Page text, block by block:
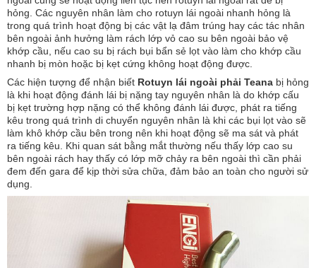
hỏng. Các nguyên nhân làm cho rotuyn lái ngoài nhanh hỏng là
trong quá trình hoạt động bị các vật lạ đâm trúng hay các tác nhân
bên ngoài ảnh hưởng làm rách lớp vỏ cao su bên ngoài bảo vệ
khớp cầu, nếu cao su bị rách bụi bẩn sẻ lọt vào làm cho khớp cầu
nhanh bị mòn hoặc bị kẹt cứng không hoạt động được.
Các hiện tượng để nhận biết Rotuyn lái ngoài phải Teana bị hỏng
là khi hoạt động đánh lái bị nặng tay nguyên nhân là do khớp cấu
bị kẹt trường hợp nặng có thể không đánh lái được, phát ra tiếng
kêu trong quá trình di chuyển nguyên nhân là khi các bụi lọt vào sẽ
làm khô khớp cầu bên trong nên khi hoạt động sẽ ma sát và phát
ra tiếng kêu. Khi quan sát bằng mắt thường nếu thấy lớp cao su
bên ngoài rách hay thấy có lớp mỡ chảy ra bên ngoài thì cần phải
đem đến gara để kịp thời sửa chữa, đảm bảo an toàn cho người sử
dụng.